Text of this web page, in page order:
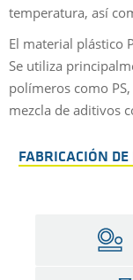
temperatura, así
El material plástico
Se utiliza
polímeros como
mezcla de aditivos
FABRICACIÓN